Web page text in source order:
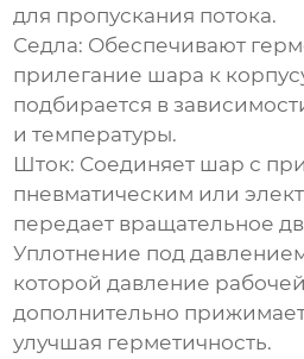
для пропускания потока.
Седла: Обеспечивают
прилегание шара к
подбирается в
и температуры.
Шток: Соединяет шар с
пневматическим или
передает вращательное
Уплотнение под
которой давление
дополнительно
улучшая герметичность.